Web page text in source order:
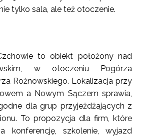
tylko sala, ale też otoczenie.
to obiekt położony nad
w otoczeniu Pogórza
Rożnowskiego. Lokalizacja przy
a Nowym Sączem sprawia,
dla grup przyjeżdżających z
To propozycja dla firm, które
konferencję, szkolenie, wyjazd